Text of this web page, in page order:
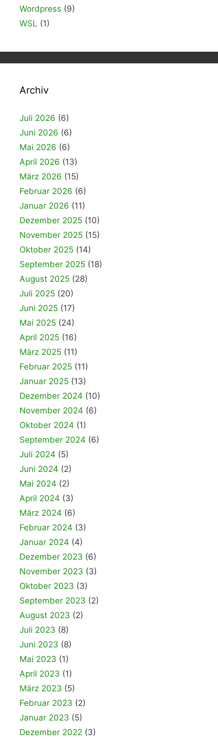
Wordpress (9)
WSL (1)
Archiv
Juli 2026 (6)
Juni 2026 (6)
Mai 2026 (6)
April 2026 (13)
März 2026 (15)
Februar 2026 (6)
Januar 2026 (11)
Dezember 2025 (10)
November 2025 (15)
Oktober 2025 (14)
September 2025 (18)
August 2025 (28)
Juli 2025 (20)
Juni 2025 (17)
Mai 2025 (24)
April 2025 (16)
März 2025 (11)
Februar 2025 (11)
Januar 2025 (13)
Dezember 2024 (10)
November 2024 (6)
Oktober 2024 (1)
September 2024 (6)
Juli 2024 (5)
Juni 2024 (2)
Mai 2024 (2)
April 2024 (3)
März 2024 (6)
Februar 2024 (3)
Januar 2024 (4)
Dezember 2023 (6)
November 2023 (3)
Oktober 2023 (3)
September 2023 (2)
August 2023 (2)
Juli 2023 (8)
Juni 2023 (8)
Mai 2023 (1)
April 2023 (1)
März 2023 (5)
Februar 2023 (2)
Januar 2023 (5)
Dezember 2022 (3)